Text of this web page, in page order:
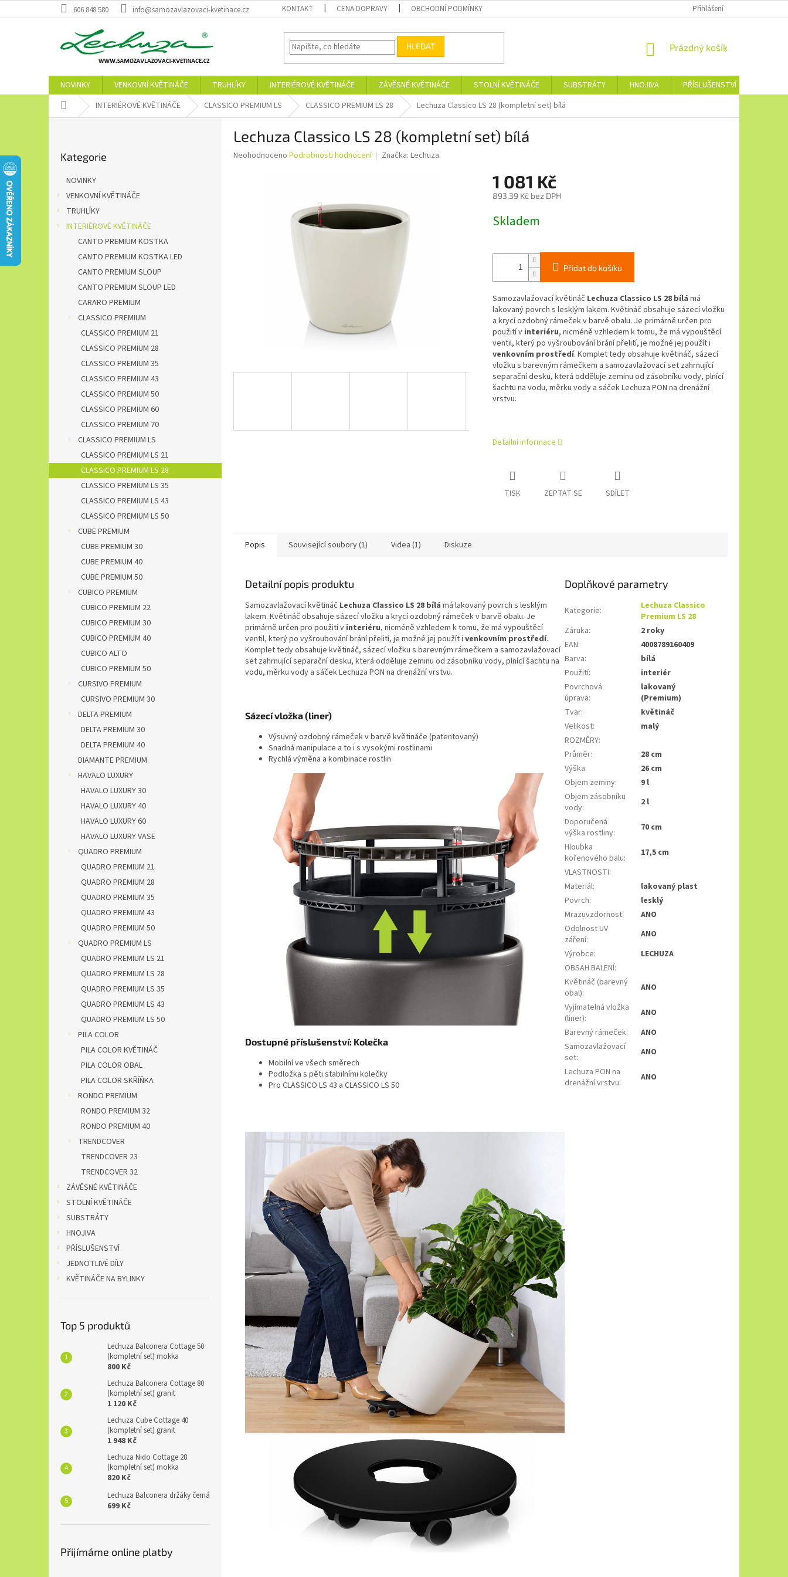
na
606 848 580 info@samozavlazovaci-kvetinace.cz KONTAKT CENA DOPRAVY OBCHODNÍ PODMÍNKY Přihlášení
HLEDAT
NÁKUPNÍ
Prázdný košík
NOVINKY VENKOVNÍ KVĚTINÁČE TRUHLÍKY INTERIÉROVÉ KVĚTINÁČE ZÁVĚSNÉ KVĚTINÁČE STOLNÍ KVĚTINÁČE SUBSTRÁTY HNOJIVA PŘÍSLUŠENSTVÍ
Domů INTERIÉROVÉ KVĚTINÁČE CLASSICO PREMIUM LS CLASSICO PREMIUM LS 28 Lechuza Classico LS 28 (kompletní set) bílá
kategorie
Kategorie
NOVINKY
VENKOVNÍ KVĚTINÁČE
TRUHLÍKY
INTERIÉROVÉ KVĚTINÁČE
CANTO PREMIUM KOSTKA
CANTO PREMIUM KOSTKA LED
CANTO PREMIUM SLOUP
CANTO PREMIUM SLOUP LED
CARARO PREMIUM
CLASSICO PREMIUM
CLASSICO PREMIUM 21
CLASSICO PREMIUM 28
CLASSICO PREMIUM 35
CLASSICO PREMIUM 43
CLASSICO PREMIUM 50
CLASSICO PREMIUM 60
CLASSICO PREMIUM 70
CLASSICO PREMIUM LS
CLASSICO PREMIUM LS 21
CLASSICO PREMIUM LS 28
CLASSICO PREMIUM LS 35
CLASSICO PREMIUM LS 43
CLASSICO PREMIUM LS 50
CUBE PREMIUM
CUBE PREMIUM 30
CUBE PREMIUM 40
CUBE PREMIUM 50
CUBICO PREMIUM
CUBICO PREMIUM 22
CUBICO PREMIUM 30
CUBICO PREMIUM 40
CUBICO ALTO
CUBICO PREMIUM 50
CURSIVO PREMIUM
CURSIVO PREMIUM 30
DELTA PREMIUM
DELTA PREMIUM 30
DELTA PREMIUM 40
DIAMANTE PREMIUM
HAVALO LUXURY
HAVALO LUXURY 30
HAVALO LUXURY 40
HAVALO LUXURY 60
HAVALO LUXURY VASE
QUADRO PREMIUM
QUADRO PREMIUM 21
QUADRO PREMIUM 28
QUADRO PREMIUM 35
QUADRO PREMIUM 43
QUADRO PREMIUM 50
QUADRO PREMIUM LS
QUADRO PREMIUM LS 21
QUADRO PREMIUM LS 28
QUADRO PREMIUM LS 35
QUADRO PREMIUM LS 43
QUADRO PREMIUM LS 50
PILA COLOR
PILA COLOR KVĚTINÁČ
PILA COLOR OBAL
PILA COLOR SKŘÍŇKA
RONDO PREMIUM
RONDO PREMIUM 32
RONDO PREMIUM 40
TRENDCOVER
TRENDCOVER 23
TRENDCOVER 32
ZÁVĚSNÉ KVĚTINÁČE
STOLNÍ KVĚTINÁČE
SUBSTRÁTY
HNOJIVA
PŘÍSLUŠENSTVÍ
JEDNOTLIVÉ DÍLY
KVĚTINÁČE NA BYLINKY
Top 5 produktů
Lechuza Balconera Cottage 50
(kompletní set) mokka
800 Kč
Lechuza Balconera Cottage 80
(kompletní set) granit
1 120 Kč
Lechuza Cube Cottage 40
(kompletní set) granit
1 948 Kč
Lechuza Nido Cottage 28
(kompletní set) mokka
820 Kč
Lechuza Balconera držáky černá
699 Kč
Přijímáme online platby
Lechuza Classico LS 28 (kompletní set) bílá
Průměrné
Neohodnoceno Podrobnosti hodnocení Značka: Lechuza
1 081 Kč
893,39 Kč bez DPH
cena:
Skladem
Přidat do košíku
Samozavlažovací květináč Lechuza Classico LS 28 bílá má
lakovaný povrch s lesklým lakem. Květináč obsahuje sázecí vložku
a krycí ozdobný rámeček v barvě obalu. Je primárně určen pro
použití v interiéru, nicméně vzhledem k tomu, že má vypouštěcí
ventil, který po vyšroubování brání přelití, je možné jej použít i
venkovním prostředí. Komplet tedy obsahuje květináč, sázecí
vložku s barevným rámečkem a samozavlažovací set zahrnující
separační desku, která odděluje zeminu od zásobníku vody, plnící
šachtu na vodu, měrku vody a sáček Lechuza PON na drenážní
vrstvu.
Detailní informace
TISK ZEPTAT SE SDÍLET
Popis Související soubory (1) Videa (1) Diskuze
Detailní popis produktu
Samozavlažovací květináč Lechuza Classico LS 28 bílá má lakovaný povrch s lesklým
lakem. Květináč obsahuje sázecí vložku a krycí ozdobný rámeček v barvě obalu. Je
primárně určen pro použití v interiéru, nicméně vzhledem k tomu, že má vypouštěcí
ventil, který po vyšroubování brání přelití, je možné jej použít i venkovním prostředí.
Komplet tedy obsahuje květináč, sázecí vložku s barevným rámečkem a samozavlažovací
set zahrnující separační desku, která odděluje zeminu od zásobníku vody, plnící šachtu na
vodu, měrku vody a sáček Lechuza PON na drenážní vrstvu.
Sázecí vložka (liner)
Výsuvný ozdobný rámeček v barvě květináče (patentovaný)
Snadná manipulace a to i s vysokými rostlinami
Rychlá výměna a kombinace rostlin
Dostupné příslušenství: Kolečka
Mobilní ve všech směrech
Podložka s pěti stabilními kolečky
Pro CLASSICO LS 43 a CLASSICO LS 50
Doplňkové parametry
Kategorie:
Lechuza Classico
Premium LS 28
Záruka:
2 roky
EAN:
4008789160409
Barva:
bílá
Použití:
interiér
Povrchová
úprava:
lakovaný
(Premium)
Tvar:
květináč
Velikost:
malý
ROZMĚRY:
Průměr:
28 cm
Výška:
26 cm
Objem zeminy:
9 l
Objem zásobníku
vody:
2 l
Doporučená
výška rostliny:
70 cm
Hloubka
kořenového balu:
17,5 cm
VLASTNOSTI:
Materiál:
lakovaný plast
Povrch:
lesklý
Mrazuvzdornost:
ANO
Odolnost UV
záření:
ANO
Výrobce:
LECHUZA
OBSAH BALENÍ:
Květináč (barevný
obal):
ANO
Vyjímatelná vložka
(liner):
ANO
Barevný rámeček:
ANO
Samozavlažovací
set:
ANO
Lechuza PON na
drenážní vrstvu: ANO